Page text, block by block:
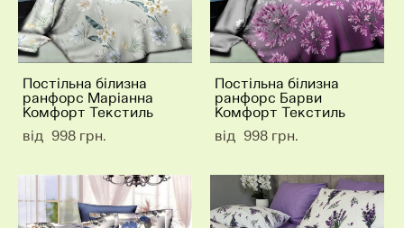
Постільна білизна
ранфорс Маріанна
Комфорт Текстиль
від 998 грн.
Постільна білизна
ранфорс Барви
Комфорт Текстиль
від 998 грн.